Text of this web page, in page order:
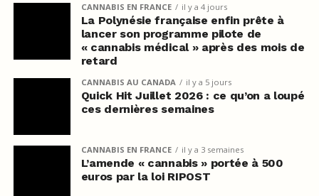
CANNABIS EN FRANCE il y a 4 jours
La Polynésie française enfin prête à
lancer son programme pilote de
« cannabis médical » après des mois de
retard
CANNABIS AU CANADA il y a 5 jours
Quick Hit Juillet 2026 : ce qu’on a loupé
ces dernières semaines
CANNABIS EN FRANCE il y a 3 semaines
L’amende « cannabis » portée à 500
euros par la loi RIPOST